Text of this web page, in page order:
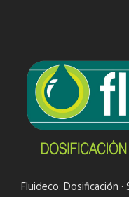
Fluideco: Dosificación ·